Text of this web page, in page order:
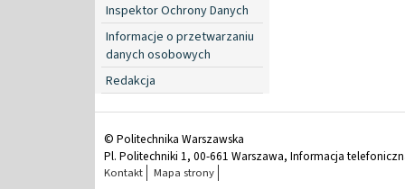
Inspektor Ochrony Danych
Informacje o przetwarzaniu
danych osobowych
Redakcja
© Politechnika Warszawska
Pl. Politechniki 1, 00-661 Warszawa, Informacja
Kontakt Mapa strony